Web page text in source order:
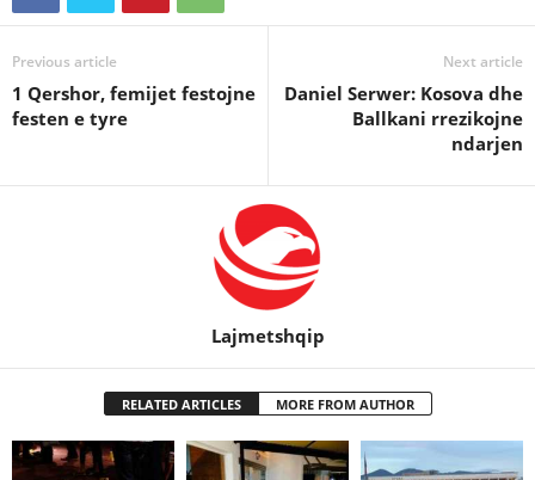
Previous article
1 Qershor, femijet festojne
festen e tyre
Next article
Daniel Serwer: Kosova dhe
Ballkani rrezikojne
ndarjen
Lajmetshqip
RELATED ARTICLES MORE FROM AUTHOR